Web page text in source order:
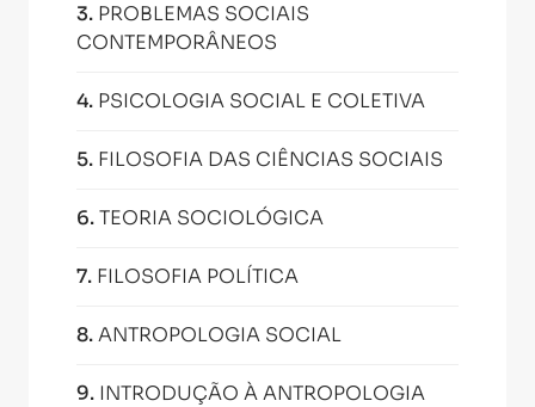
3. PROBLEMAS SOCIAIS
CONTEMPORÂNEOS
4. PSICOLOGIA SOCIAL E COLETIVA
5. FILOSOFIA DAS CIÊNCIAS SOCIAIS
6.TEORIA SOCIOLÓGICA
7. FILOSOFIA POLÍTICA
8.ANTROPOLOGIA SOCIAL
9. INTRODUÇÃO À ANTROPOLOGIA